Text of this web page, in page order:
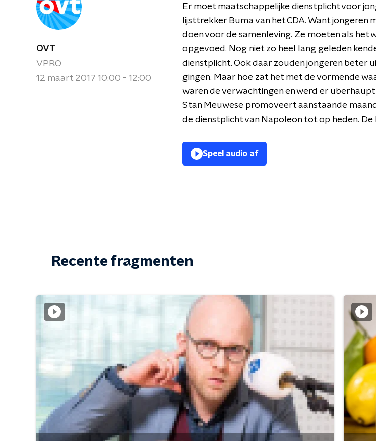
OVT
VPRO
12 maart 2017 10:00 - 12:00
Er moet maatschappelijke dienstplicht voor
lijsttrekker Buma van het CDA. Want
doen voor de samenleving. Ze moeten als het
opgevoed. Nog niet zo heel lang geleden
dienstplicht. Ook daar zouden jongeren beter
gingen. Maar hoe zat het met de vormende
waren de verwachtingen en werd er
Stan Meuwese promoveert aanstaande
de dienstplicht van Napoleon tot op heden. De
Speel audio af
Recente fragmenten